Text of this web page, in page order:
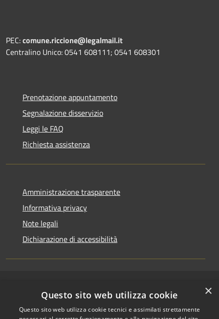
PEC:comune.riccione@legalmail.it
Centralino Unico: 0541 608111; 0541 608301
Prenotazione appuntamento
Segnalazione disservizio
Leggi le FAQ
Richiesta assistenza
Amministrazione trasparente
Informativa privacy
Note legali
Dichiarazione di accessibilità
Accessibilità
Privacy
Copyright © 2026 • Comune di
Riccione • Powered by
Municipium•Accesso
×
Questo sito web utilizza cookie
Questo sito web utilizza cookie tecnici e assimilati strettamente